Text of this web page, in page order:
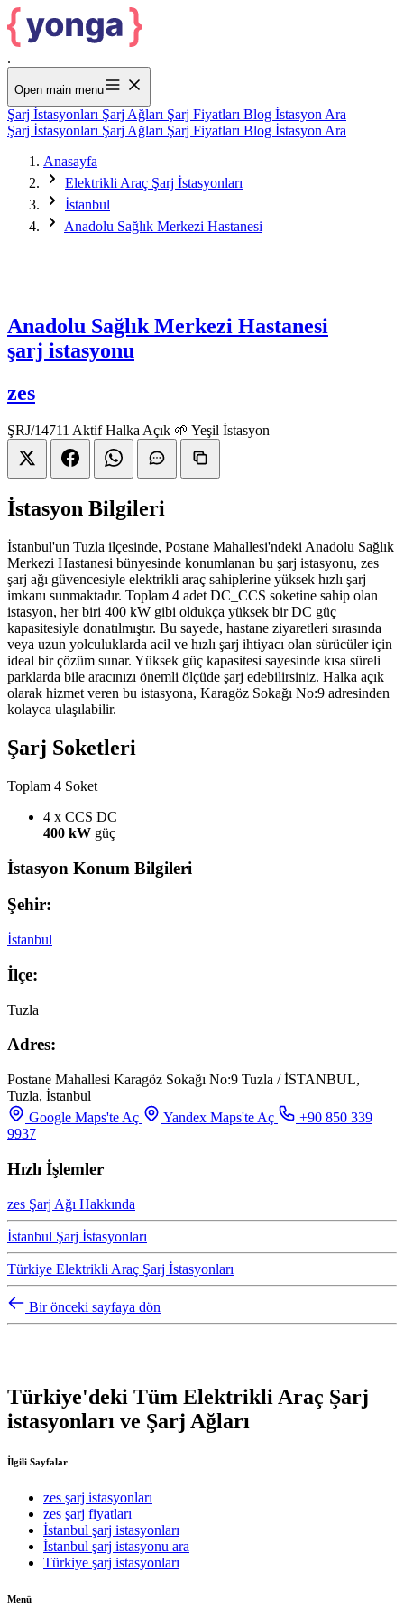
.
Open main menu
Şarj İstasyonları Şarj Ağları Şarj Fiyatları Blog İstasyon Ara
Şarj İstasyonları Şarj Ağları Şarj Fiyatları Blog İstasyon Ara
Anasayfa
Elektrikli Araç Şarj İstasyonları
İstanbul
Anadolu Sağlık Merkezi Hastanesi
Anadolu Sağlık Merkezi Hastanesi
şarj istasyonu
zes
ŞRJ/14711 AktifHalka Açık 🌱 Yeşil İstasyon
İstasyon Bilgileri
İstanbul'un Tuzla ilçesinde, Postane Mahallesi'ndeki Anadolu Sağlık
Merkezi Hastanesi bünyesinde konumlanan bu şarj istasyonu, zes
şarj ağı güvencesiyle elektrikli araç sahiplerine yüksek hızlı şarj
imkanı sunmaktadır. Toplam 4 adet DC_CCS soketine sahip olan
istasyon, her biri 400 kW gibi oldukça yüksek bir DC güç
kapasitesiyle donatılmıştır. Bu sayede, hastane ziyaretleri sırasında
veya uzun yolculuklarda acil ve hızlı şarj ihtiyacı olan sürücüler için
ideal bir çözüm sunar. Yüksek güç kapasitesi sayesinde kısa süreli
parklarda bile aracınızı önemli ölçüde şarj edebilirsiniz. Halka açık
olarak hizmet veren bu istasyona, Karagöz Sokağı No:9 adresinden
kolayca ulaşılabilir.
Şarj Soketleri
Toplam 4 Soket
4 x CCS DC
400 kW güç
İstasyon Konum Bilgileri
Şehir:
İstanbul
İlçe:
Tuzla
Adres:
Postane Mahallesi Karagöz Sokağı No:9 Tuzla / İSTANBUL,
Tuzla, İstanbul
Google Maps'te Aç
Yandex Maps'te Aç
+90 850 339
9937
Hızlı İşlemler
zes Şarj Ağı Hakkında
İstanbul Şarj İstasyonları
Türkiye Elektrikli Araç Şarj İstasyonları
Bir önceki sayfaya dön
Türkiye'deki Tüm Elektrikli Araç Şarj
istasyonları ve Şarj Ağları
İlgili Sayfalar
zes şarj istasyonları
zes şarj fiyatları
İstanbul şarj istasyonları
İstanbul şarj istasyonu ara
Türkiye şarj istasyonları
Menü